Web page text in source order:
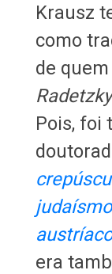
Krausz
como
de
Radetzky
Pois, foi
austríaco
era